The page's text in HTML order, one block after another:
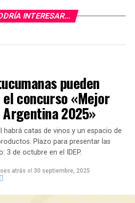
ser uno de los entrenadores
experiencia en el medio,
entrenador en diferentes
salón Apolo. Hoy
los gimnasios más
INTERESAR...
pueden
concurso «Mejor
2025»
habrá catas de vinos y un espacio de
Plazo para presentar las
3 de octubre en el IDEP.
atrás el 30 septiembre, 2025